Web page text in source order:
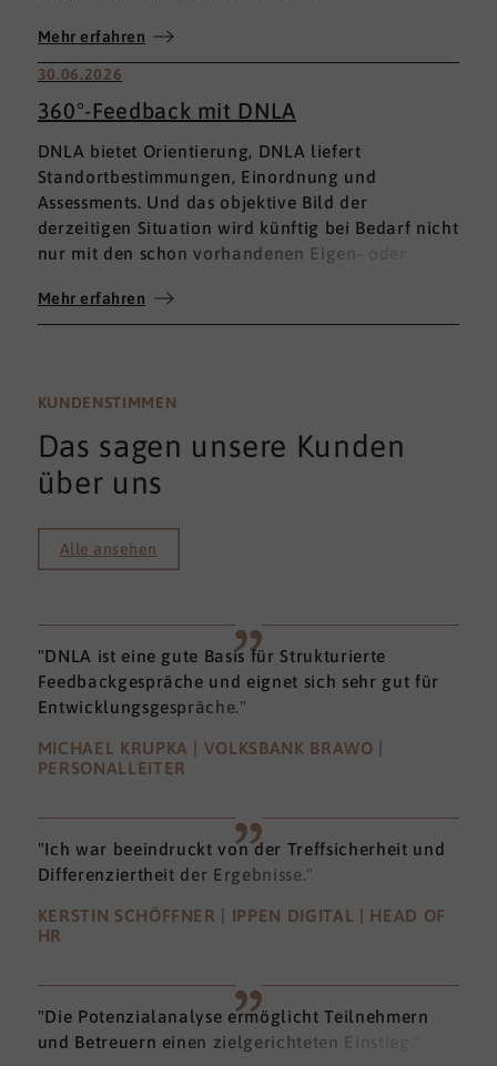
Mehr erfahren
30.06.2026
360°-Feedback mit DNLA
DNLA bietet Orientierung, DNLA liefert
Standortbestimmungen, Einordnung und
Assessments. Und das objektive Bild der
derzeitigen Situation wird künftig bei Bedarf nicht
nur mit den schon vorhandenen Eigen- oder
umfassenden 360°-Feedback.
Mehr erfahren
KUNDENSTIMMEN
Das sagen unsere Kunden
über uns
Alle ansehen
"DNLA ist eine gute Basis für Strukturierte
Feedbackgespräche und eignet sich sehr gut für
Entwicklungsgespräche."
MICHAEL KRUPKA | VOLKSBANK BRAWO |
PERSONALLEITER
"Ich war beeindruckt von der Treffsicherheit und
Differenziertheit der Ergebnisse."
KERSTIN SCHÖFFNER | IPPEN DIGITAL | HEAD OF
HR
"Die Potenzialanalyse ermöglicht Teilnehmern
und Betreuern einen zielgerichteten Einstieg."